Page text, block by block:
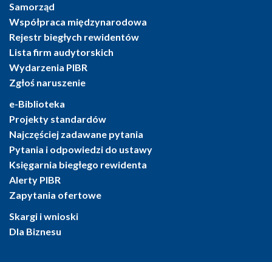
Samorząd
Współpraca międzynarodowa
Rejestr biegłych rewidentów
Lista firm audytorskich
Wydarzenia PIBR
Zgłoś naruszenie
e-Biblioteka
Projekty standardów
Najczęściej zadawane pytania
Pytania i odpowiedzi do ustawy
Księgarnia biegłego rewidenta
Alerty PIBR
Zapytania ofertowe
Skargi i wnioski
Dla Biznesu